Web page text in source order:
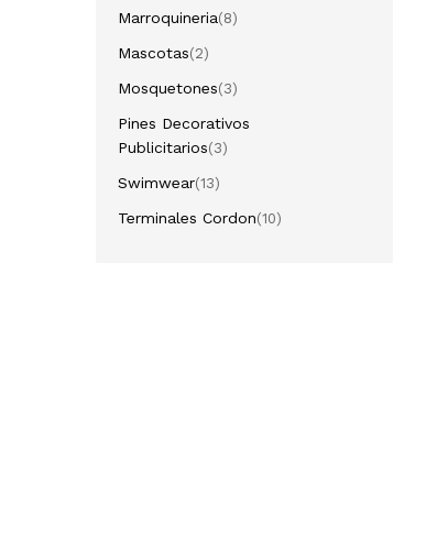
Marroquineria(8)
Mascotas(2)
Mosquetones(3)
Pines Decorativos
Publicitarios(3)
Swimwear(13)
Terminales Cordon(10)